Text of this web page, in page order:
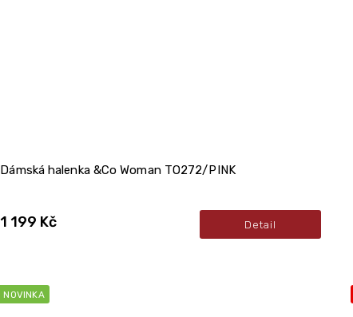
Dámská halenka &Co Woman TO272/PINK
1 199 Kč Detail
NOVINKA